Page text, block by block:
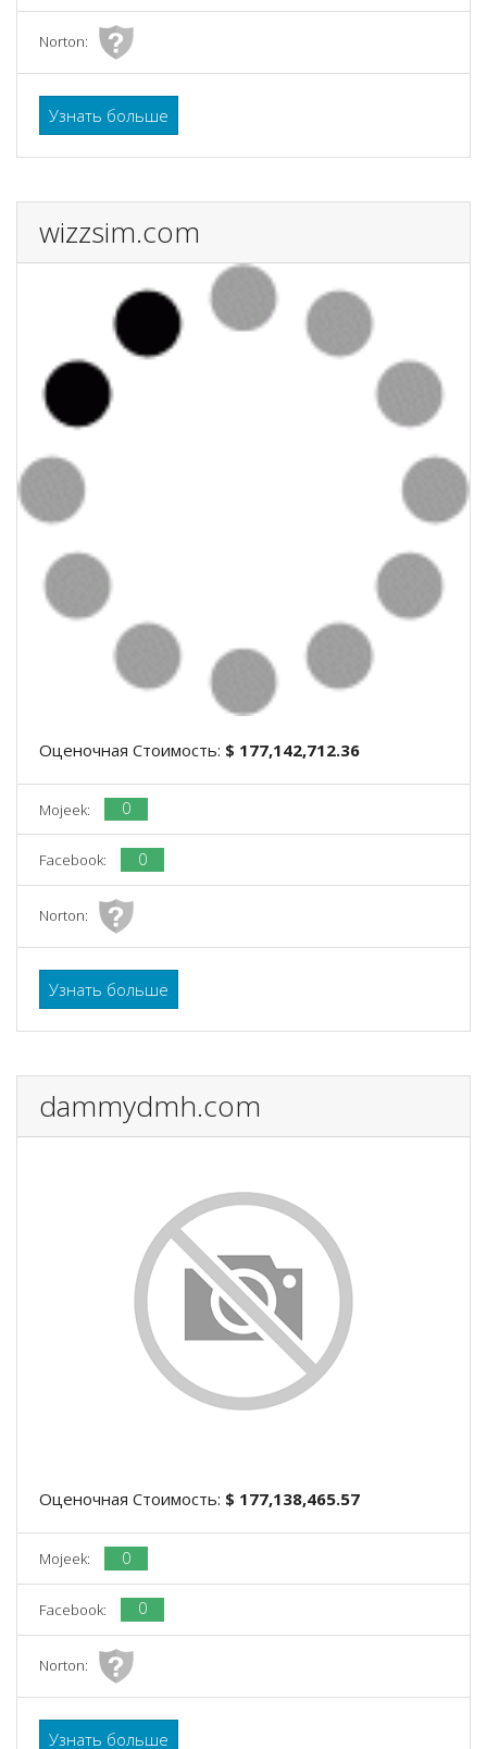
Norton:
Узнать больше
wizzsim.com
Оценочная Стоимость: $ 177,142,712.36
Mojeek: 0
Facebook: 0
Norton:
Узнать больше
dammydmh.com
Оценочная Стоимость: $ 177,138,465.57
Mojeek: 0
Facebook: 0
Norton:
Узнать больше